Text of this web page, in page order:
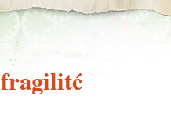
fragilité